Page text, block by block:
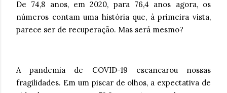
De 74,8 anos, em 2020, para 76,4 anos agora, os
números contam uma história que, à primeira vista,
parece ser de recuperação. Mas será mesmo?
A pandemia de COVID-19 escancarou nossas
fragilidades. Em um piscar de olhos, a expectativa de